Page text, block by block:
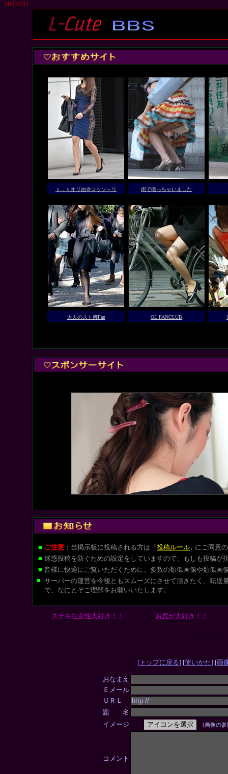
5653551
■ ご注意 ：当掲示板に投稿される方は 「 投稿ルール 」 にご同意
■ 迷惑投稿を防ぐための設定をしていますので、もしも投稿が
■ 皆様に快適にご覧いただくために、多数の類似画像や類似
■ サーバーの運営を今後ともスムーズにさせて頂きたく、転
で、なにとぞご理解をお願いいたします。
ステキな女性大好き！！ お尻が大好き！！
[ トップに戻る] [使いかた] [画
おなまえ
Ｅメール
ＵＲＬ
題 名
イメージ
(画像の参
コメント